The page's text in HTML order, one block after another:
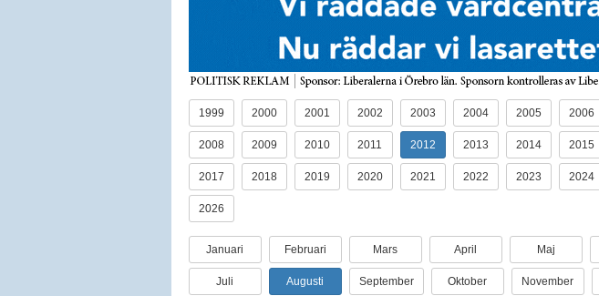
1999 2000 2001 2002 2003 2004 2005 2006
2008 2009 2010 2011 2012 2013 2014 2015
2017 2018 2019 2020 2021 2022 2023 2024
2026
Januari Februari Mars April Maj
Juli Augusti September Oktober November